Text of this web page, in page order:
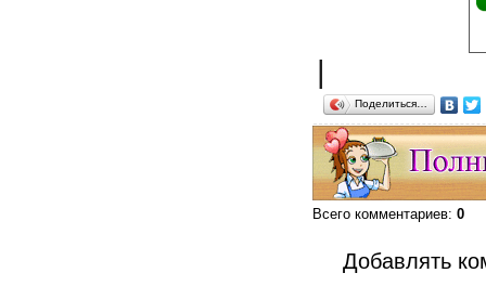
|
Поделиться…
Всего комментариев: 0
Добавлять